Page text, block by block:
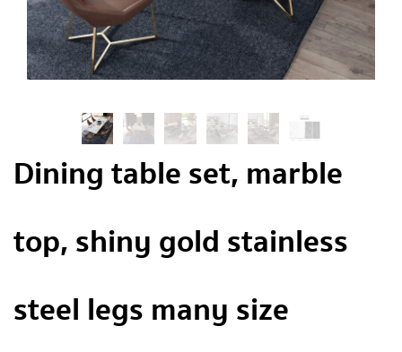
Dining table set, marble
top, shiny gold stainless
steel legs many size